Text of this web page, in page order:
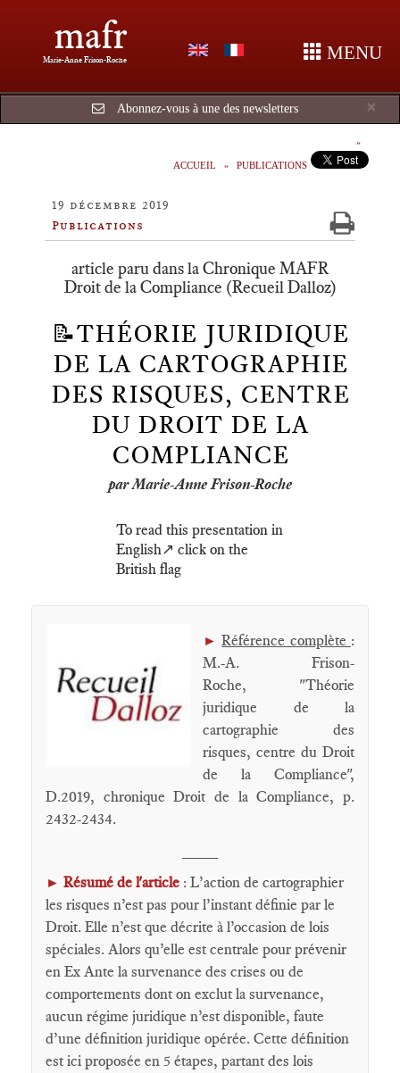
mafr
Marie-Anne Frison-Roche MENU
×
Abonnez-vous à une des newsletters
ACCUEIL PUBLICATIONS
19 décembre 2019
Publications
article paru dans la Chronique MAFR
Droit de la Compliance (Recueil Dalloz)
📝THÉORIE JURIDIQUE
DE LA CARTOGRAPHIE
DES RISQUES, CENTRE
DU DROIT DE LA
COMPLIANCE
par Marie-Anne Frison-Roche
To read this presentation in
English↗️ click on the
British flag
►Référence complète :
M.-A. Frison-
Roche, "Théorie
juridique de la
cartographie des
risques, centre du Droit
de la Compliance",
D.2019, chronique Droit de la Compliance, p.
2432-2434.
► Résumé de l'article : L’action de cartographier
les risques n’est pas pour l’instant définie par le
Droit. Elle n’est que décrite à l’occasion de lois
spéciales. Alors qu’elle est centrale pour prévenir
en Ex Ante la survenance des crises ou de
comportements dont on exclut la survenance,
aucun régime juridique n’est disponible, faute
d’une définition juridique opérée. Cette définition
est ici proposée en 5 étapes, partant des lois